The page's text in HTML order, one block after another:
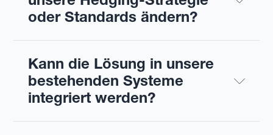
oder Standards ändern?
Kann die Lösung in unsere
bestehenden Systeme
integriert werden?